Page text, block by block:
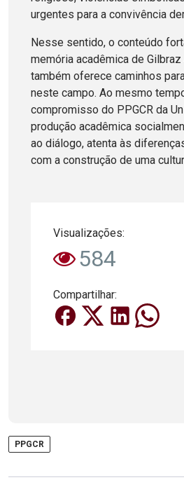
urgentes para a convivência
Nesse sentido, o conteúdo
memória acadêmica de Gilbraz
também oferece caminhos
neste campo. Ao mesmo
compromisso do PPGCR da
produção acadêmica
ao diálogo, atenta às
com a construção de uma
Visualizações:
584
Compartilhar:
PPGCR